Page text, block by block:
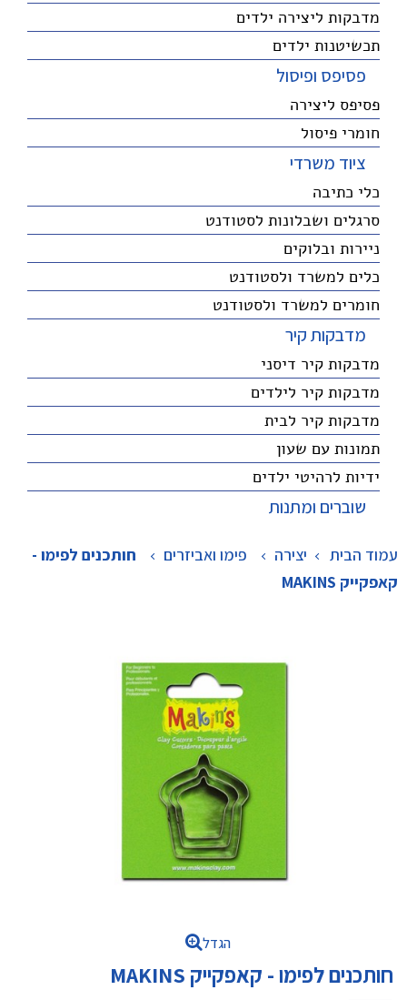
מדבקות ליצירה ילדים
תכשיטנות ילדים
פסיפס ופיסול
פסיפס ליצירה
חומרי פיסול
ציוד משרדי
כלי כתיבה
סרגלים ושבלונות לסטודנט
ניירות ובלוקים
כלים למשרד ולסטודנט
חומרים למשרד ולסטודנט
מדבקות קיר
מדבקות קיר דיסני
מדבקות קיר לילדים
מדבקות קיר לבית
תמונות עם שעון
ידיות לרהיטי ילדים
שוברים ומתנות
עמוד הבית יצירה > פימו ואביזרים >
חותכנים לפימו -
קאפקייק MAKINS
הגדל
חותכנים לפימו - קאפקייק MAKINS